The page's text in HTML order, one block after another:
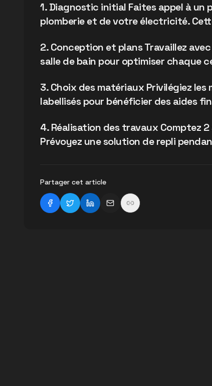
1. Diagnostic initial Faites appel à
plomberie et de votre électricité.
2. Conception et plans Travaillez
salle de bain pour optimiser chaque
3. Choix des matériaux Privilégiez
labellisés pour bénéficier des aides
4. Réalisation des travaux Comptez
Prévoyez une solution de repli
Partager cet article